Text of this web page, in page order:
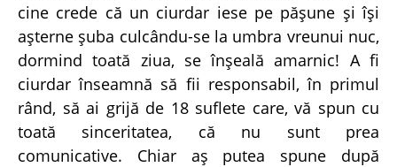
cine crede că un ciurdar iese pe păşune şi îşi
aşterne şuba culcându-se la umbra vreunui nuc,
dormind toată ziua, se înşeală amarnic! A fi
ciurdar înseamnă să fii responsabil, în primul
rând, să ai grijă de 18 suflete care, vă spun cu
toată sinceritatea, că nu sunt prea
comunicative. Chiar aş putea spune după